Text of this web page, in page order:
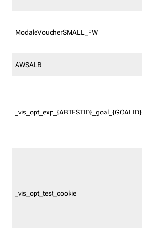
ModaleVoucherSMALL_FW
AWSALB
_vis_opt_exp_{ABTESTID}_goal_{GOALID}
_vis_opt_test_cookie